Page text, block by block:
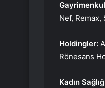
Nef, Remax,
Holdingler:
Rönesans
Kadın